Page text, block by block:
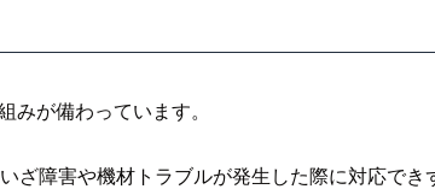
が備わっています。
ざ障害や機材トラブルが発生した際に対応で